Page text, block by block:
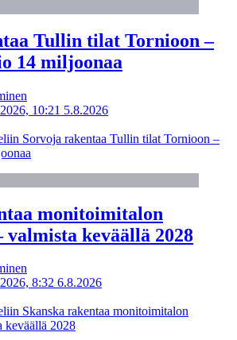
Tullin tilat Tornioon –
14 miljoonaa
10:21 5.8.2026
Sorvoja rakentaa Tullin tilat Tornioon –
monitoimitalon
valmista keväällä 2028
8:32 6.8.2026
Skanska rakentaa monitoimitalon
keväällä 2028